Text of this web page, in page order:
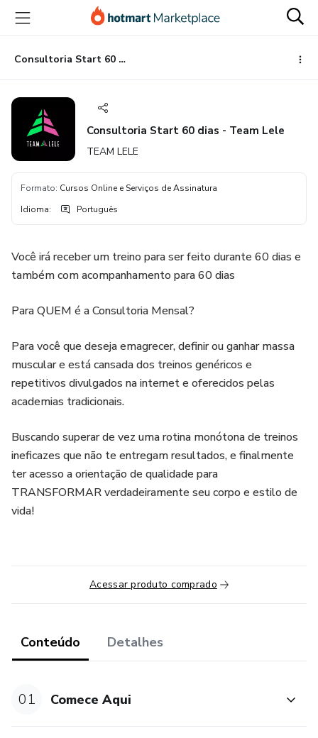
para
conteúdo
principal
para
pagamento
para
rodapé
Consultoria Start 60 dias - Team Lele
Consultoria Start 60 dias - Team Lele
TEAM LELE
Formato: Cursos Online e Serviços de Assinatura
Idioma: Português
Você irá receber um treino para ser feito durante 60 dias e
também com acompanhamento para 60 dias
Para QUEM é a Consultoria Mensal?
Para você que deseja emagrecer, definir ou ganhar massa
muscular e está cansada dos treinos genéricos e
repetitivos divulgados na internet e oferecidos pelas
academias tradicionais.
Buscando superar de vez uma rotina monótona de treinos
ineficazes que não te entregam resultados, e finalmente
ter acesso a orientação de qualidade para
TRANSFORMAR verdadeiramente seu corpo e estilo de
vida!
Acessar produto comprado
Conteúdo Detalhes
01 Comece Aqui